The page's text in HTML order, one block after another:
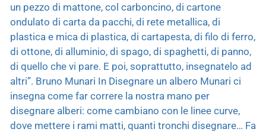
un pezzo di mattone, col carboncino, di cartone
ondulato di carta da pacchi, di rete metallica, di
plastica e mica di plastica, di cartapesta, di filo di ferro,
di ottone, di alluminio, di spago, di spaghetti, di panno,
di quello che vi pare. E poi, soprattutto, insegnatelo ad
altri”. Bruno Munari In Disegnare un albero Munari ci
insegna come far correre la nostra mano per
disegnare alberi: come cambiano con le linee curve,
dove mettere i rami matti, quanti tronchi disegnare… Fa